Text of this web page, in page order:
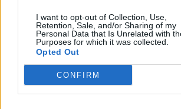
I want to opt-out of Collection, Use,
Retention, Sale, and/or Sharing of my
Personal Data that Is Unrelated with
Purposes for which it was collected.
Opted Out
CONFIRM
Nincs stagfláció, csak infláció az
Kijött a hónap egy legfontosabb adata, az
szolgáltatószektori beszerzésimenedzser
lebecsülik ezt az adatot, pedig elsőként
stagflációs kockázatokat már